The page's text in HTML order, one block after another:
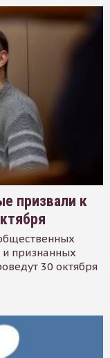
призвали к
и признанных
30 октября